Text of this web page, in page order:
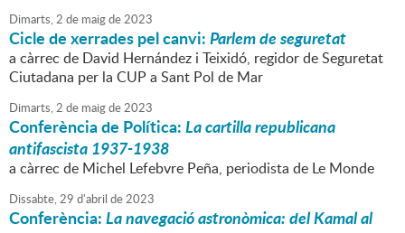
Dimarts,2 de maigde2023
Cicle de xerrades pel canvi:Parlem de seguretat
a càrrec de David Hernández i Teixidó, regidor de Seguretat
Ciutadana per la CUP a Sant Pol de Mar
Dimarts,2 de maigde2023
Conferència de Política:La cartilla republicana
antifascista 1937-1938
a càrrec de Michel Lefebvre Peña, periodista de Le Monde
Dissabte,29 d'abril de2023
Conferència:La navegació astronòmica: del Kamal al